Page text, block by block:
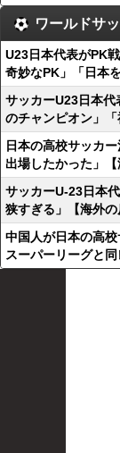
ワールドサ
U23日本代表がPK
奇妙なPK」「日本
サッカーU23日本
のチャンピオン」
日本の高校サッカ
出場したかった」
サッカーU-23日本
狭すぎる」【海外の
中国人が日本の高
スーパーリーグと